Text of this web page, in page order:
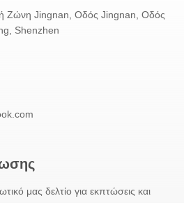
Ζώνη Jingnan, Οδός Jingnan, Οδός
Shenzhen
μας δελτίο για εκπτώσεις και